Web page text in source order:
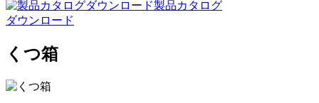
製品カタログ
ダウンロード
くつ箱